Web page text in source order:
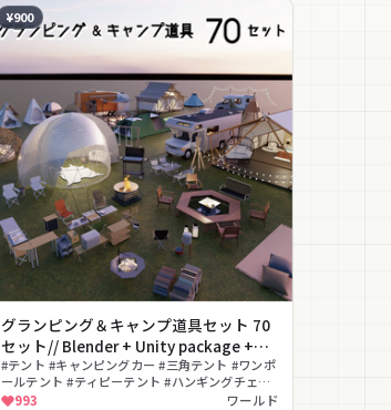
¥900
グランピング＆キャンプ道具セット 70
セット// Blender + Unity package +
FBX
#テント #キャンピングカー #三角テント #ワンポ
ールテント #ティピーテント #ハンギングチェア
#焚き火台 #焚き火 #ランタン #椅子
993 ワールド